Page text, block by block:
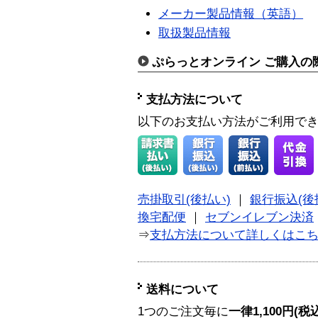
メーカー製品情報（英語）
取扱製品情報
ぷらっとオンライン ご購入の
支払方法について
以下のお支払い方法がご利用で
売掛取引(後払い)
銀行振込(後
換宅配便
セブンイレブン決済
⇒支払方法について詳しくはこ
送料について
1つのご注文毎に一律1,100円(税